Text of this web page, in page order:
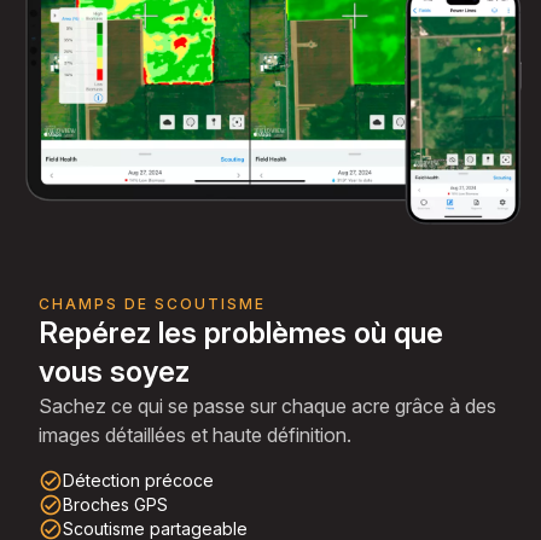
CHAMPS DE SCOUTISME
Repérez les problèmes où que
vous soyez
Sachez ce qui se passe sur chaque acre grâce à des
images détaillées et haute définition.
check_circle_outlineDétection précoce
check_circle_outlineBroches GPS
check_circle_outlineScoutisme partageable